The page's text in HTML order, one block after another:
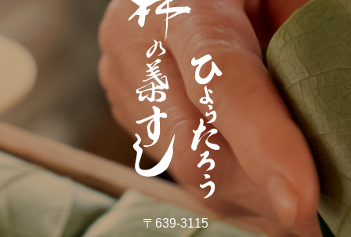
〒639-3115